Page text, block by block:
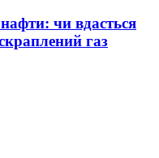
чи вдасться
газ